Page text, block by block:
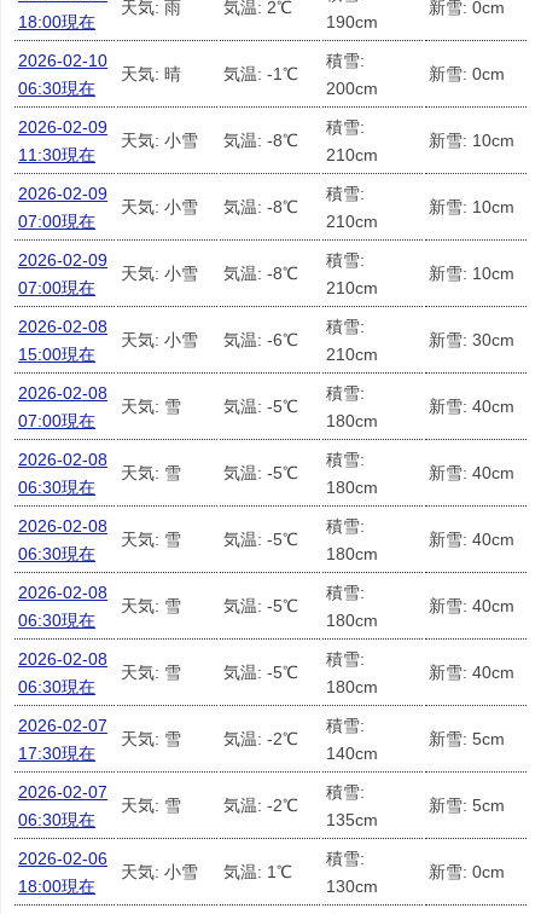
18:00現在
天気: 雨 気温: 2℃
190cm
新雪: 0cm
2026-02-10
06:30現在
天気: 晴 気温: -1℃
積雪:
200cm
新雪: 0cm
2026-02-09
11:30現在
天気: 小雪 気温: -8℃
積雪:
210cm
新雪: 10cm
2026-02-09
07:00現在
天気: 小雪 気温: -8℃
積雪:
210cm
新雪: 10cm
2026-02-09
07:00現在
天気: 小雪 気温: -8℃
積雪:
210cm
新雪: 10cm
2026-02-08
15:00現在
天気: 小雪 気温: -6℃
積雪:
210cm
新雪: 30cm
2026-02-08
07:00現在
天気: 雪 気温: -5℃
積雪:
180cm
新雪: 40cm
2026-02-08
06:30現在
天気: 雪 気温: -5℃
積雪:
180cm
新雪: 40cm
2026-02-08
06:30現在
天気: 雪 気温: -5℃
積雪:
180cm
新雪: 40cm
2026-02-08
06:30現在
天気: 雪 気温: -5℃
積雪:
180cm
新雪: 40cm
2026-02-08
06:30現在
天気: 雪 気温: -5℃
積雪:
180cm
新雪: 40cm
2026-02-07
17:30現在
天気: 雪 気温: -2℃
積雪:
140cm
新雪: 5cm
2026-02-07
06:30現在
天気: 雪 気温: -2℃
積雪:
135cm
新雪: 5cm
2026-02-06
18:00現在
天気: 小雪 気温: 1℃
積雪:
130cm
新雪: 0cm